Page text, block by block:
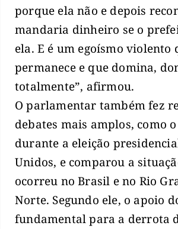
porque ela não e depois
mandaria dinheiro se o
ela. E é um egoísmo violento
permanece e que domina,
totalmente”, afirmou.
O parlamentar também fez
debates mais amplos, como
durante a eleição
Unidos, e comparou a
ocorreu no Brasil e no Rio
Norte. Segundo ele, o apoio
fundamental para a derrota